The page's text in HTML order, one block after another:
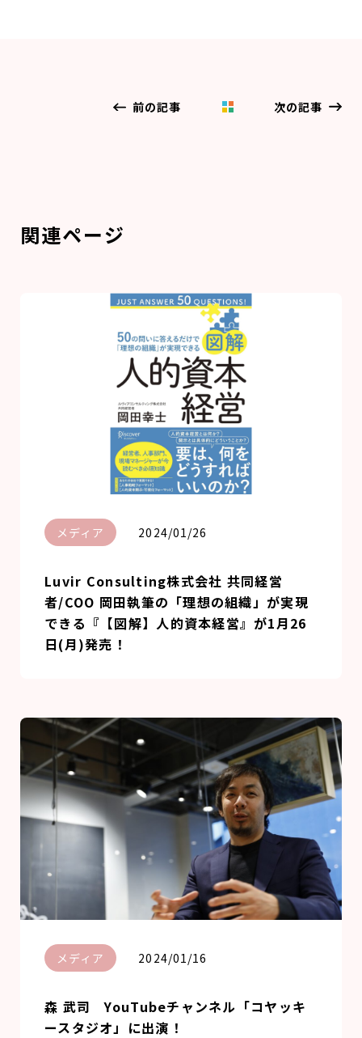
前の記事 次の記事
関連ページ
メディア 2024/01/26
Luvir Consulting株式会社 共同経営
者/COO 岡田執筆の「理想の組織」が実現
できる『【図解】人的資本経営』が1月26
日(月)発売！
メディア 2024/01/16
森 武司 YouTubeチャンネル「コヤッキ
ースタジオ」に出演！